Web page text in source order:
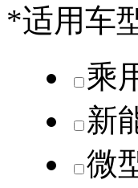
*适用车
乘
新
微